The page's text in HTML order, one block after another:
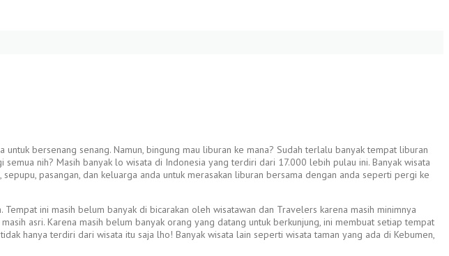
bersenang senang. Namun, bingung mau liburan ke mana? Sudah terlalu banyak tempat liburan
nih? Masih banyak lo wisata di Indonesia yang terdiri dari 17.000 lebih pulau ini. Banyak wisata
pasangan, dan keluarga anda untuk merasakan liburan bersama dengan anda seperti pergi ke
ini masih belum banyak di bicarakan oleh wisatawan dan Travelers karena masih minimnya
asri. Karena masih belum banyak orang yang datang untuk berkunjung, ini membuat setiap tempat
hanya terdiri dari wisata itu saja lho! Banyak wisata lain seperti wisata taman yang ada di Kebumen,